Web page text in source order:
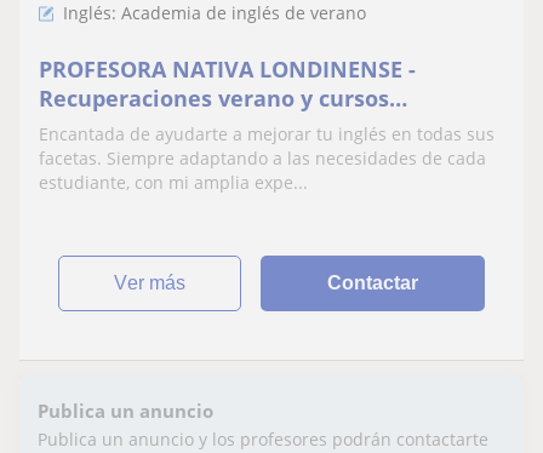
Inglés: Academia de inglés de verano
PROFESORA NATIVA LONDINENSE -
Recuperaciones verano y cursos
intensivos de conversación
Encantada de ayudarte a mejorar tu inglés en todas sus
facetas. Siempre adaptando a las necesidades de cada
estudiante, con mi amplia expe...
ver más Contactar
Publica un anuncio
Publica un anuncio y los profesores podrán contactarte